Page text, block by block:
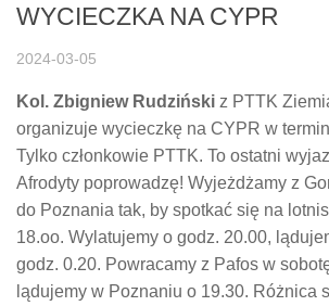
WYCIECZKA NA CYPR
2024-03-05
Kol. Zbigniew Rudziński z PTTK
organizuje wycieczkę na CYPR w
Tylko członkowie PTTK. To ostatni
Afrodyty poprowadzę! Wyjeżdżamy z
do Poznania tak, by spotkać się na
18.oo. Wylatujemy o godz. 20.00,
godz. 0.20. Powracamy z Pafos w
lądujemy w Poznaniu o 19.30. Różnica